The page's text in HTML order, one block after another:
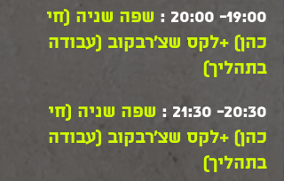
19:00- 20:00 :
שפה שניה (חי
כהן) +לקס שצ'רבקוב (עבודה
בתהליך)
20:30- 21:30 :
שפה שניה (חי
כהן) +לקס שצ'רבקוב (עבודה
בתהליך)